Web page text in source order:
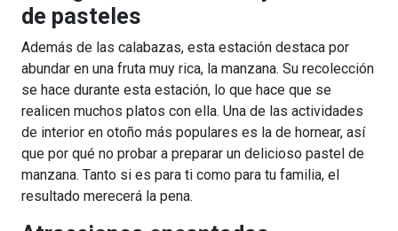
de pasteles
Además de las calabazas, esta estación destaca por
abundar en una fruta muy rica, la manzana. Su recolección
se hace durante esta estación, lo que hace que se
realicen muchos platos con ella. Una de las actividades
de interior en otoño más populares es la de hornear, así
que por qué no probar a preparar un delicioso pastel de
manzana. Tanto si es para ti como para tu familia, el
resultado merecerá la pena.